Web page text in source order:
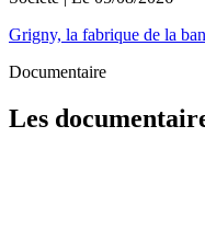
Grigny, la fabrique de la
Documentaire
Les